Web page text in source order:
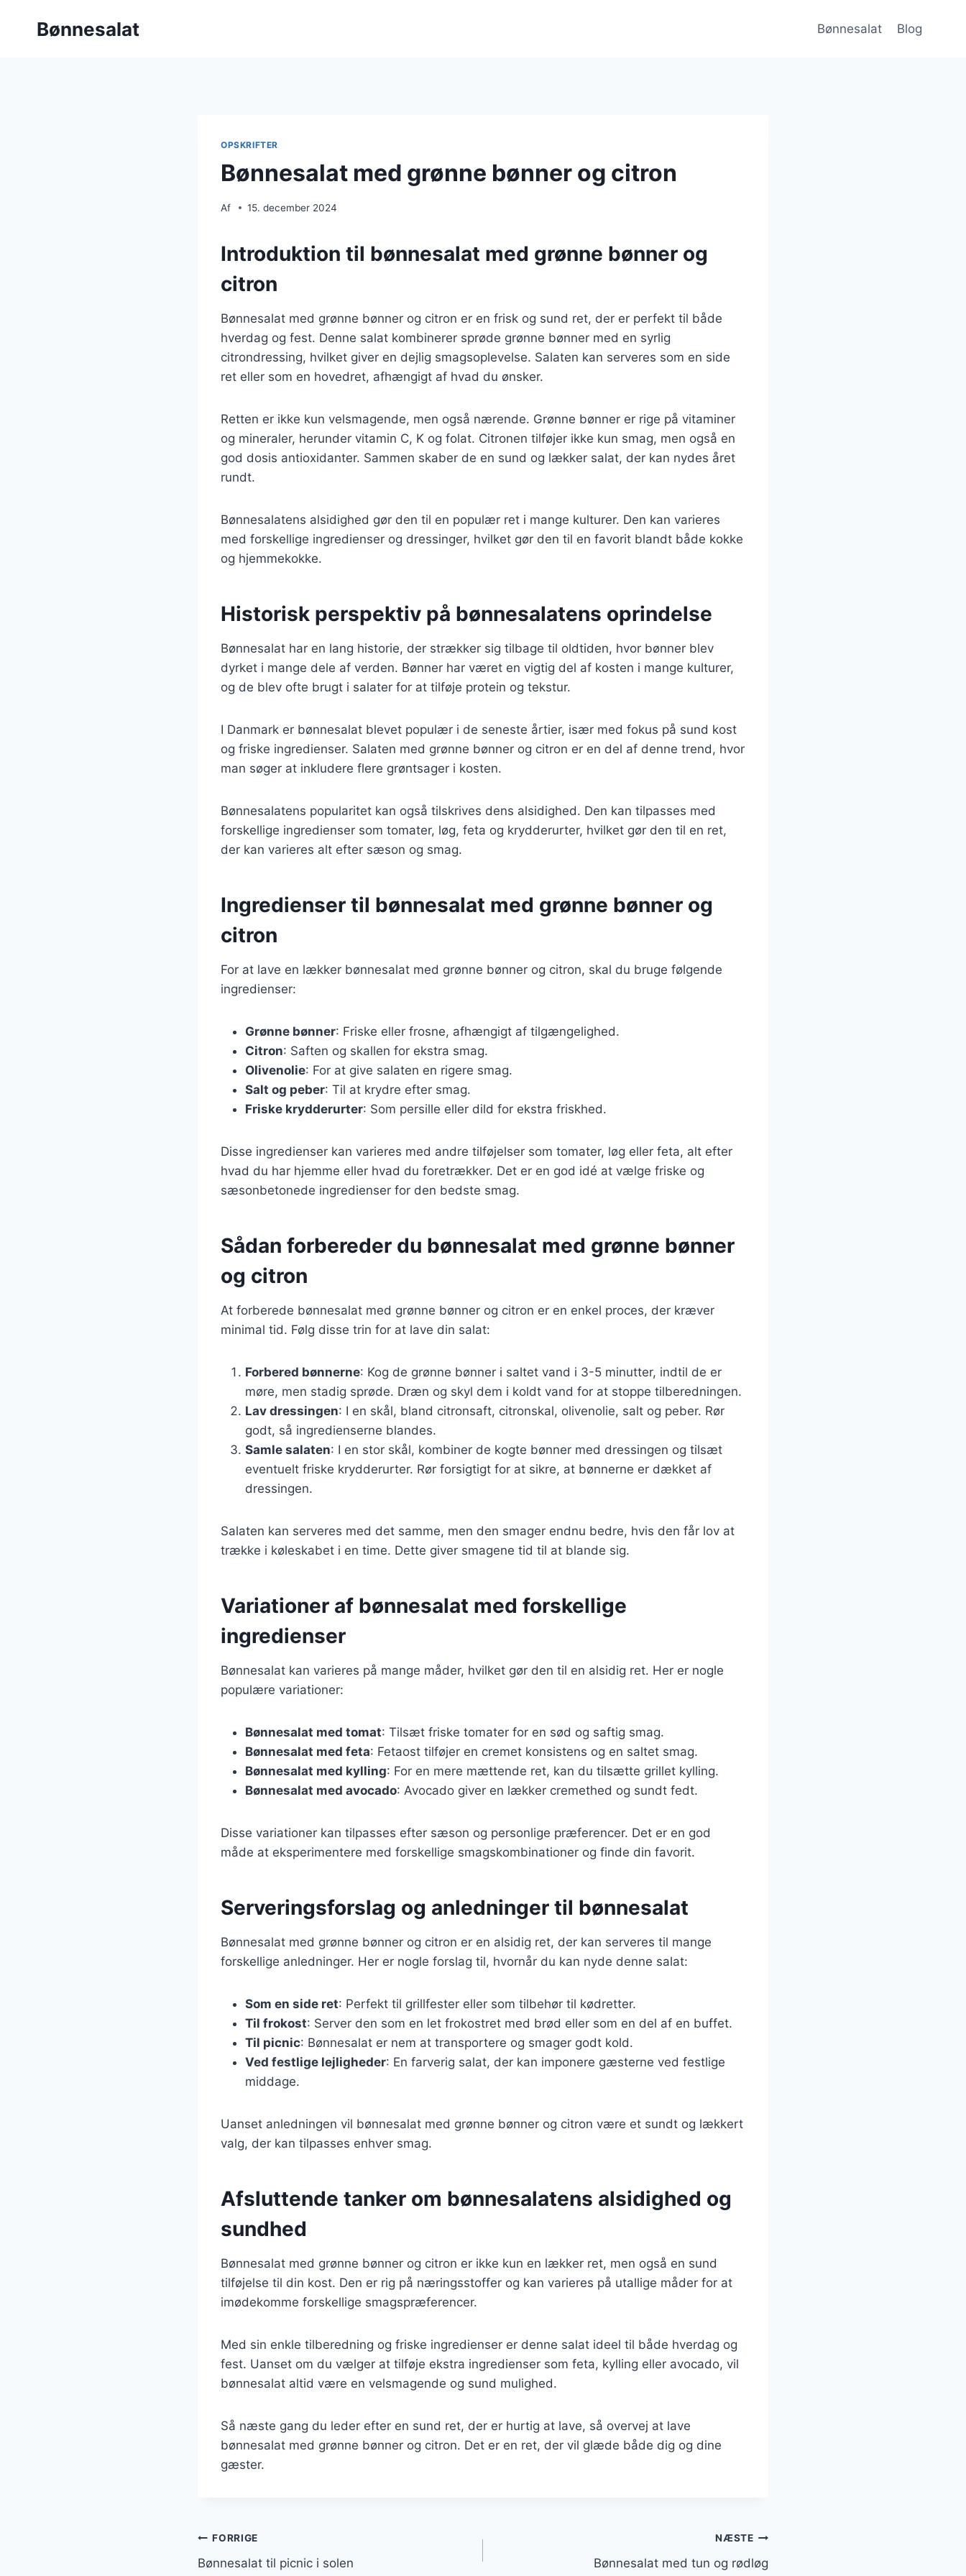
Bønnesalat Bønnesalat Blog
OPSKRIFTER
Bønnesalat med grønne bønner og citron
Af 15. december 2024
Introduktion til bønnesalat med grønne bønner og
citron
Bønnesalat med grønne bønner og citron er en frisk og sund ret, der er perfekt til både
hverdag og fest. Denne salat kombinerer sprøde grønne bønner med en syrlig
citrondressing, hvilket giver en dejlig smagsoplevelse. Salaten kan serveres som en side
ret eller som en hovedret, afhængigt af hvad du ønsker.
Retten er ikke kun velsmagende, men også nærende. Grønne bønner er rige på vitaminer
og mineraler, herunder vitamin C, K og folat. Citronen tilføjer ikke kun smag, men også en
god dosis antioxidanter. Sammen skaber de en sund og lækker salat, der kan nydes året
rundt.
Bønnesalatens alsidighed gør den til en populær ret i mange kulturer. Den kan varieres
med forskellige ingredienser og dressinger, hvilket gør den til en favorit blandt både kokke
og hjemmekokke.
Historisk perspektiv på bønnesalatens oprindelse
Bønnesalat har en lang historie, der strækker sig tilbage til oldtiden, hvor bønner blev
dyrket i mange dele af verden. Bønner har været en vigtig del af kosten i mange kulturer,
og de blev ofte brugt i salater for at tilføje protein og tekstur.
I Danmark er bønnesalat blevet populær i de seneste årtier, især med fokus på sund kost
og friske ingredienser. Salaten med grønne bønner og citron er en del af denne trend, hvor
man søger at inkludere flere grøntsager i kosten.
Bønnesalatens popularitet kan også tilskrives dens alsidighed. Den kan tilpasses med
forskellige ingredienser som tomater, løg, feta og krydderurter, hvilket gør den til en ret,
der kan varieres alt efter sæson og smag.
Ingredienser til bønnesalat med grønne bønner og
citron
For at lave en lækker bønnesalat med grønne bønner og citron, skal du bruge følgende
ingredienser:
Grønne bønner: Friske eller frosne, afhængigt af tilgængelighed.
Citron: Saften og skallen for ekstra smag.
Olivenolie: For at give salaten en rigere smag.
Salt og peber: Til at krydre efter smag.
Friske krydderurter: Som persille eller dild for ekstra friskhed.
Disse ingredienser kan varieres med andre tilføjelser som tomater, løg eller feta, alt efter
hvad du har hjemme eller hvad du foretrækker. Det er en god idé at vælge friske og
sæsonbetonede ingredienser for den bedste smag.
Sådan forbereder du bønnesalat med grønne bønner
og citron
At forberede bønnesalat med grønne bønner og citron er en enkel proces, der kræver
minimal tid. Følg disse trin for at lave din salat:
Forbered bønnerne: Kog de grønne bønner i saltet vand i 3-5 minutter, indtil de er
møre, men stadig sprøde. Dræn og skyl dem i koldt vand for at stoppe tilberedningen.
Lav dressingen: I en skål, bland citronsaft, citronskal, olivenolie, salt og peber. Rør
godt, så ingredienserne blandes.
Samle salaten: I en stor skål, kombiner de kogte bønner med dressingen og tilsæt
eventuelt friske krydderurter. Rør forsigtigt for at sikre, at bønnerne er dækket af
dressingen.
Salaten kan serveres med det samme, men den smager endnu bedre, hvis den får lov at
trække i køleskabet i en time. Dette giver smagene tid til at blande sig.
Variationer af bønnesalat med forskellige
ingredienser
Bønnesalat kan varieres på mange måder, hvilket gør den til en alsidig ret. Her er nogle
populære variationer:
Bønnesalat med tomat: Tilsæt friske tomater for en sød og saftig smag.
Bønnesalat med feta: Fetaost tilføjer en cremet konsistens og en saltet smag.
Bønnesalat med kylling: For en mere mættende ret, kan du tilsætte grillet kylling.
Bønnesalat med avocado: Avocado giver en lækker cremethed og sundt fedt.
Disse variationer kan tilpasses efter sæson og personlige præferencer. Det er en god
måde at eksperimentere med forskellige smagskombinationer og finde din favorit.
Serveringsforslag og anledninger til bønnesalat
Bønnesalat med grønne bønner og citron er en alsidig ret, der kan serveres til mange
forskellige anledninger. Her er nogle forslag til, hvornår du kan nyde denne salat:
Som en side ret: Perfekt til grillfester eller som tilbehør til kødretter.
Til frokost: Server den som en let frokostret med brød eller som en del af en buffet.
Til picnic: Bønnesalat er nem at transportere og smager godt kold.
Ved festlige lejligheder: En farverig salat, der kan imponere gæsterne ved festlige
middage.
Uanset anledningen vil bønnesalat med grønne bønner og citron være et sundt og lækkert
valg, der kan tilpasses enhver smag.
Afsluttende tanker om bønnesalatens alsidighed og
sundhed
Bønnesalat med grønne bønner og citron er ikke kun en lækker ret, men også en sund
tilføjelse til din kost. Den er rig på næringsstoffer og kan varieres på utallige måder for at
imødekomme forskellige smagspræferencer.
Med sin enkle tilberedning og friske ingredienser er denne salat ideel til både hverdag og
fest. Uanset om du vælger at tilføje ekstra ingredienser som feta, kylling eller avocado, vil
bønnesalat altid være en velsmagende og sund mulighed.
Så næste gang du leder efter en sund ret, der er hurtig at lave, så overvej at lave
bønnesalat med grønne bønner og citron. Det er en ret, der vil glæde både dig og dine
gæster.
Indlægsnavigation
FORRIGE
Bønnesalat til picnic i solen
NÆSTE
Bønnesalat med tun og rødløg